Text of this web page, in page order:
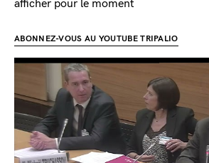
afficher pour le moment
ABONNEZ-VOUS AU YOUTUBE TRIPALIO